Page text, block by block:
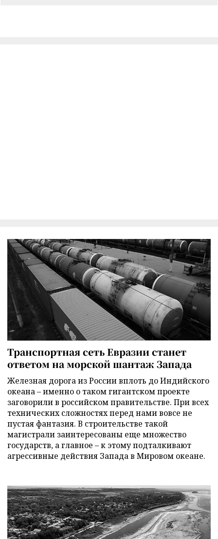
Транспортная сеть Евразии станет
ответом на морской шантаж Запада
Железная дорога из России вплоть до Индийского
океана – именно о таком гигантском проекте
заговорили в российском правительстве. При всех
технических сложностях перед нами вовсе не
пустая фантазия. В строительстве такой
магистрали заинтересованы еще множество
государств, а главное – к этому подталкивают
агрессивные действия Запада в Мировом океане.